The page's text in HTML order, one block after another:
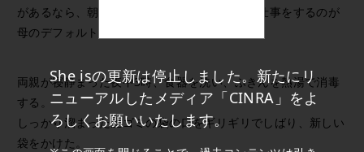
She isの更新は停止しました。新たにリ
ニューアルしたメディア「CINRA」をよ
ろしくお願いいたします。
があるなら、朝5時に起きて仕事に行くための仕事をするのが
母のデフォルトだ。
両親が寝静まった夜中3時、食器を洗い、ふきんを熱湯で消毒
する。
しっかり溜まった生ゴミの袋の口をギリギリでしばり、新しい
袋をかけた。